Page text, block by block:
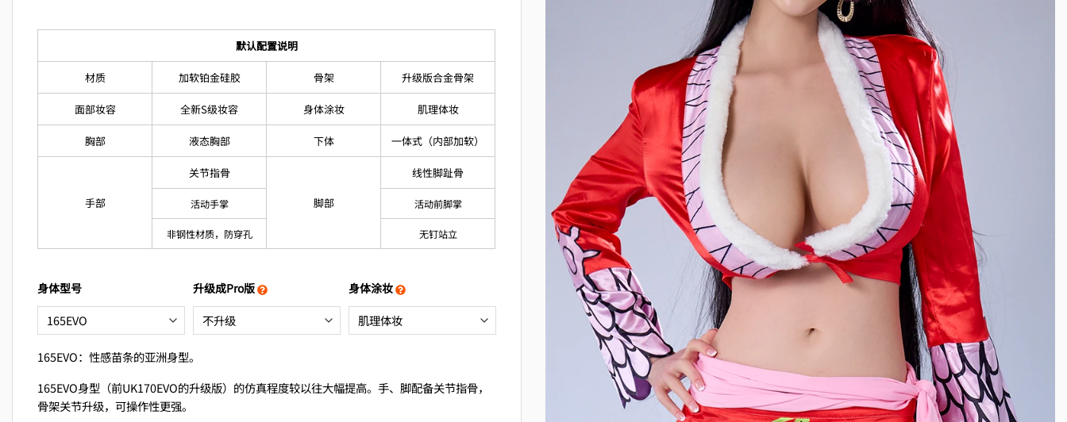
默认配置说明
材质 加软铂金硅胶 骨架 升级版合金骨架
面部妆容 全新S级妆容 身体涂妆 肌理体妆
胸部 液态胸部 下体 一体式（内部加软）
手部
关节指骨
脚部
线性脚趾骨
活动手掌 活动前脚掌
非钢性材质，防穿孔 无钉站立
身体型号 升级成Pro版 身体涂妆
165EVO：性感苗条的亚洲身型。
165EVO身型（前UK170EVO的升级版）的仿真程度较以往大幅提高。手、脚配备关节指骨，
骨架关节升级，可操作性更强。